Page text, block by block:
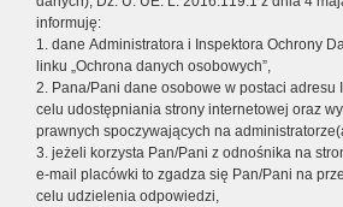
informuję:
1. dane Administratora i Inspektora Ochrony
linku „Ochrona danych osobowych”,
2. Pana/Pani dane osobowe w postaci adresu
celu udostępniania strony internetowej oraz
prawnych spoczywających na
3. jeżeli korzysta Pan/Pani z odnośnika na
e-mail placówki to zgadza się Pan/Pani na
celu udzielenia odpowiedzi,